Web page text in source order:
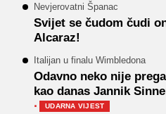
Nevjerovatni Španac
Svijet se čudom čudi
Alcaraz!
Italijan u finalu Wimbledona
Odavno neko nije
kao danas Jannik
· UDARNA VIJEST